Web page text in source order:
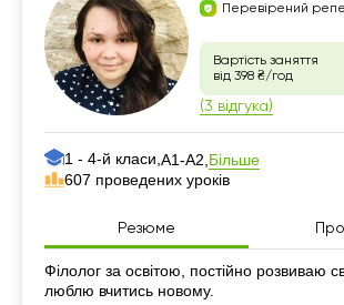
Перевірений
Вартість заняття
від 398 ₴/год
(3 відгука)
1 - 4-й класи, А1-А2, Більше
607 проведених уроків
Резюме
Резюме
Філолог за освітою, постійно розвиваю
люблю вчитись новому.